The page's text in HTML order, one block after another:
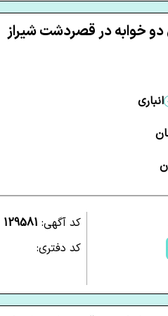
انباری
کد آگهی: 129581
کد دفتری: